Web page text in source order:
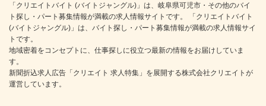
「クリエイトバイト (バイトジャングル)」は、岐阜県可児市・その他のバイ
ト探し・パート募集情報が満載の求人情報サイトです。 「クリエイトバイト
(バイトジャングル)」は、バイト探し・パート募集情報が満載の求人情報サイ
トです。
地域密着をコンセプトに、仕事探しに役立つ最新の情報をお届けしていま
す。
新聞折込求人広告「クリエイト 求人特集」を展開する株式会社クリエイトが
運営しています。